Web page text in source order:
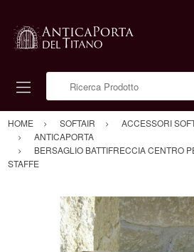
HOME SOFTAIR ACCESSORI
ANTICAPORTA
BERSAGLIO BATTIFRECCIA CENTRO
STAFFE